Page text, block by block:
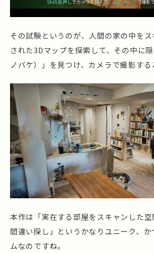
その試験というのが、人間の家の中を
された3Dマップを探索して、その中に
ノバケ）」を見つけ、カメラで撮影する
本作は「実在する部屋をスキャンした
間違い探し」というかなりユニーク、
ムなのですね。